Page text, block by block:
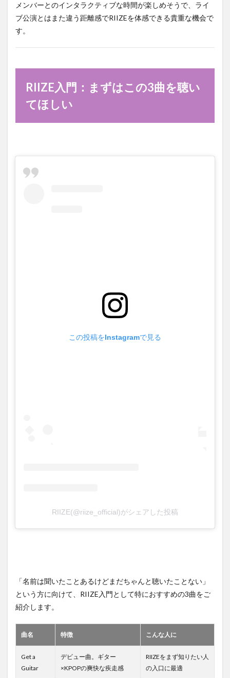
メンバーとのインタラクティブな時間が楽しめそうで、ライ
ブ公演とはまた違う距離感でRIIZEを体感できる貴重な機会で
す。
RIIZE入門：まずはこの3曲を聴い
てほしい
この投稿をInstagramで見る
RIIZE(@riize_official)がシェアした投稿
「名前は聞いたことあるけどまだちゃんと聴いたことない」
という方に向けて、RIIZE入門として特におすすめの3曲をご
紹介します。
曲名 特徴 こんな人に
Get a
Guitar
デビュー曲。ギター
×KPOPの爽快な疾走感
RIIZEをまず知りたい人
の入口に最適